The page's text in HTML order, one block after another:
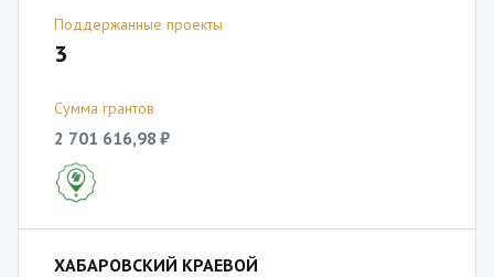
Поддержанные проекты
3
Сумма грантов
2 701 616,98 ₽
ХАБАРОВСКИЙ КРАЕВОЙ